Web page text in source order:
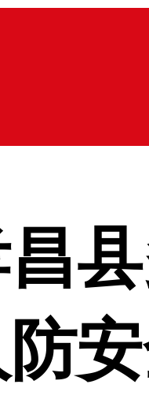
防